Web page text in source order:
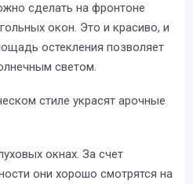
сделать на фронтоне
окон. Это и красиво, и
остекления позволяет
светом.
стиле украсят арочные
окнах. За счет
они хорошо смотрятся на